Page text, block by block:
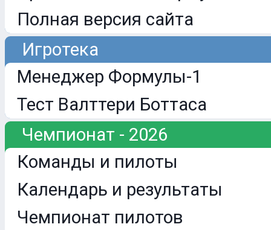
Полная версия сайта
Игротека
Менеджер Формулы-1
Тест Валттери Боттаса
Чемпионат - 2026
Команды и пилоты
Календарь и результаты
Чемпионат пилотов